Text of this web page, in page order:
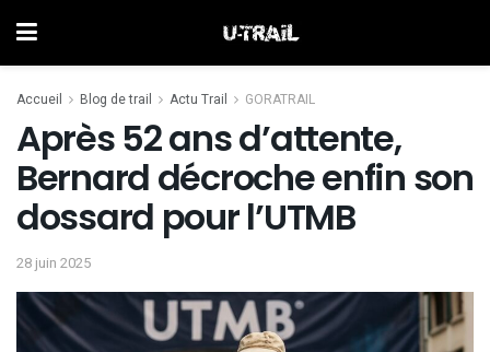
Accueil Blog de trail Actu Trail GORATRAIL
Après 52 ans d’attente,
Bernard décroche enfin son
dossard pour l’UTMB
28 juin 2025